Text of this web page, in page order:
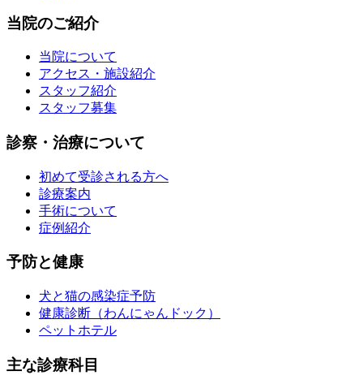
当院のご紹介
当院について
アクセス・施設紹介
スタッフ紹介
スタッフ募集
診察・治療について
初めて受診される方へ
診療案内
手術について
症例紹介
予防と健康
犬と猫の感染症予防
健康診断（わんにゃんドック）
ペットホテル
主な診療科目